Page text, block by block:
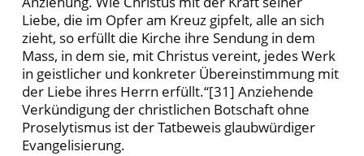
Liebe, die im Opfer am Kreuz gipfelt, alle an sich
zieht, so erfüllt die Kirche ihre Sendung in dem
Mass, in dem sie, mit Christus vereint, jedes Werk
in geistlicher und konkreter Übereinstimmung mit
der Liebe ihres Herrn erfüllt.“[31] Anziehende
Verkündigung der christlichen Botschaft ohne
Proselytismus ist der Tatbeweis glaubwürdiger
Evangelisierung.